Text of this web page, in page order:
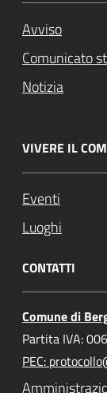
Avviso
Comunicato
Notizia
VIVERE IL
Eventi
Luoghi
CONTATTI
Comune di
Partita IVA:
PEC: